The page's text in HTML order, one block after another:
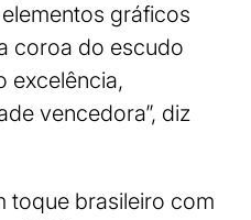
gráficos
coroa do escudo
excelência,
vencedora”, diz
toque brasileiro com